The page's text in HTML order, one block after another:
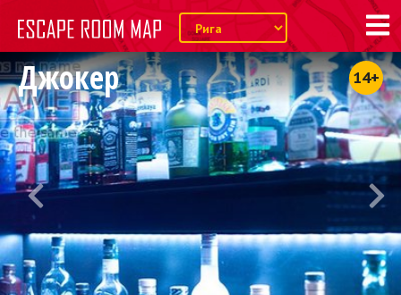
Джокер 14+